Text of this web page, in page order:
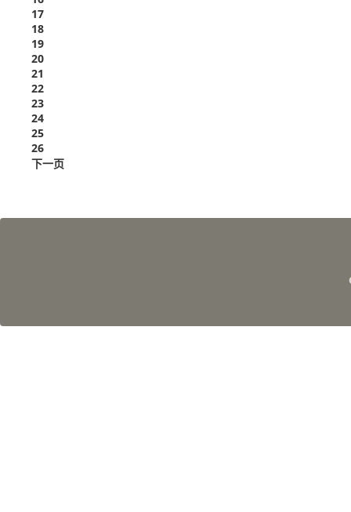
17
18
19
20
21
22
23
24
25
26
下一页